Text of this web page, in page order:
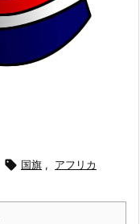
 国旗 , アフリカ